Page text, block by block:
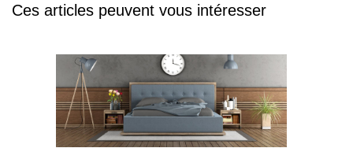
Ces articles peuvent vous intéresser